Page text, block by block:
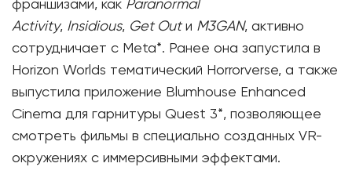
франшизами, как Paranormal
Activity, Insidious, Get Outи M3GAN, активно
сотрудничает с Meta*. Ранее она запустила в
Horizon Worlds тематический Horrorverse, а также
выпустила приложение Blumhouse Enhanced
Cinema для гарнитуры Quest 3*, позволяющее
смотреть фильмы в специально созданных VR-
окружениях с иммерсивными эффектами.